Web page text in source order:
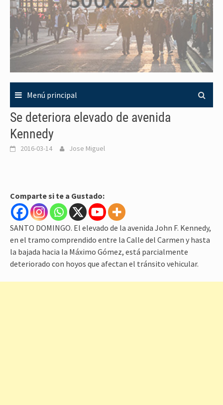
Menú principal
Se deteriora elevado de avenida
Kennedy
2016-03-14 Jose Miguel
Comparte si te a Gustado:
SANTO DOMINGO. El elevado de la avenida John F. Kennedy,
en el tramo comprendido entre la Calle del Carmen y hasta
la bajada hacia la Máximo Gómez, está parcialmente
deteriorado con hoyos que afectan el tránsito vehicular.